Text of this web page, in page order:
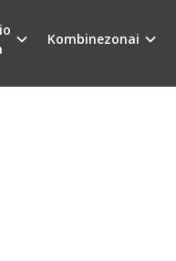
Kombinezonai